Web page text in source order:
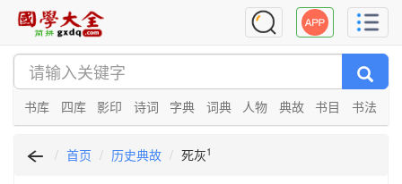
书库 四库 影印 诗词 字典 词典 人物 典故 书目 书法
首页 历史典故 死灰1